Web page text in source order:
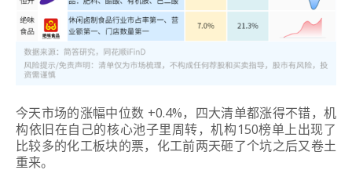
今天市场的涨幅中位数 +0.4%，四大清单都涨得不错，机
构依旧在自己的核心池子里周转，机构150榜单上出现了
比较多的化工板块的票，化工前两天砸了个坑之后又卷土
重来。